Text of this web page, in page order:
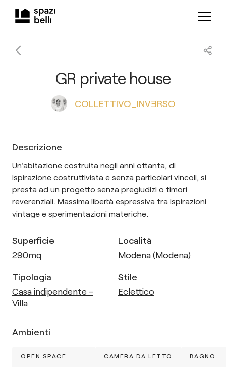
GR private house
COLLETTIVO_INVƎRSO
Descrizione
Un'abitazione costruita negli anni ottanta, di
ispirazione costruttivista e senza particolari vincoli, si
presta ad un progetto senza pregiudizi o timori
reverenziali. Massima libertà espressiva tra ispirazioni
vintage e sperimentazioni materiche.
Superficie
290mq
Località
Modena (Modena)
Tipologia
Casa indipendente -
Villa
Stile
Eclettico
Ambienti
OPEN SPACE CAMERA DA LETTO BAGNO